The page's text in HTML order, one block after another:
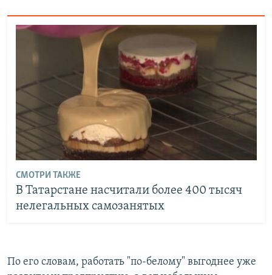
СМОТРИ ТАКЖЕ
В Татарстане насчитали более 400 тысяч
нелегальных самозанятых
По его словам, работать "по-белому" выгоднее уже